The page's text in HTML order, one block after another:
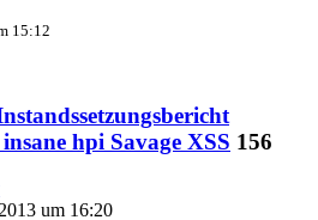
15:12
hpi Savage XSS 156
um 16:20